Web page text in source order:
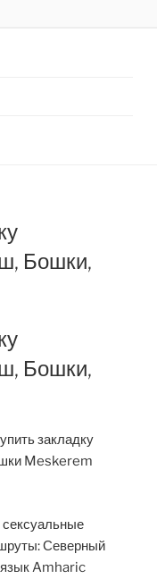
Бошки,
Бошки,
закладку
Meskerem
Северный
язык Amharic